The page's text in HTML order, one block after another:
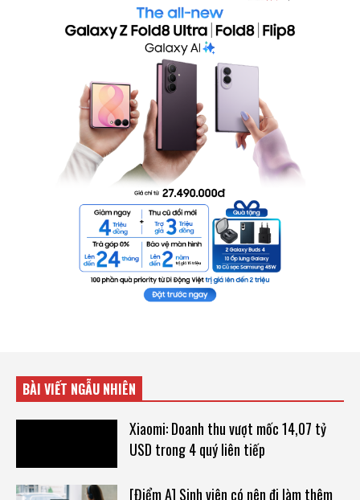
BÀI VIẾT NGẪU NHIÊN
Xiaomi: Doanh thu vượt mốc 14,07 tỷ
USD trong 4 quý liên tiếp
[Điểm A] Sinh viên có nên đi làm thêm